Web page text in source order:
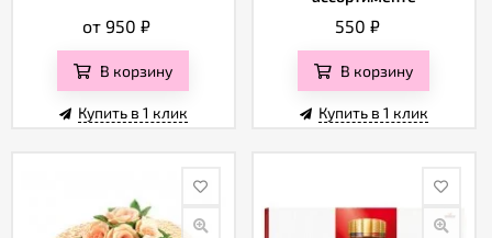
от 950₽
В корзину
Купить в 1 клик
550 ₽
В корзину
Купить в 1 клик